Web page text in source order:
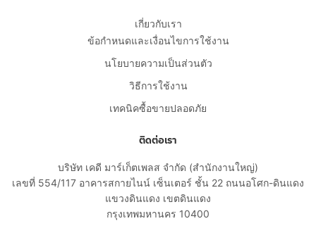
เกี่ยวกับเรา
ข้อกำหนดและเงื่อนไขการใช้งาน
นโยบายความเป็นส่วนตัว
วิธีการใช้งาน
เทคนิคซื้อขายปลอดภัย
ติดต่อเรา
บริษัท เคดี มาร์เก็ตเพลส จำกัด (สำนักงานใหญ่)
เลขที่ 554/117 อาคารสกายไนน์ เซ็นเตอร์ ชั้น 22 ถนนอโศก-ดินแดง
แขวงดินแดง เขตดินแดง
กรุงเทพมหานคร 10400